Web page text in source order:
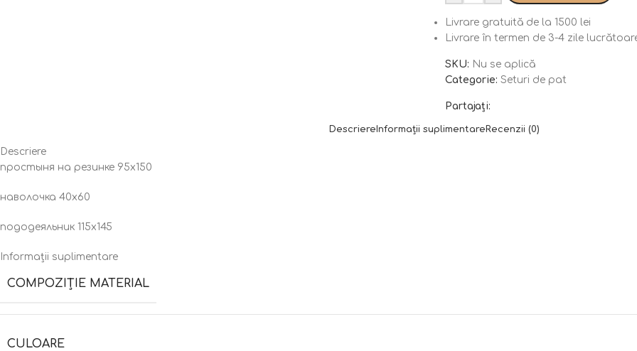
Livrare gratuită de la 1500 lei
Livrare în termen de 3-4 zile
SKU: Nu se aplică
Categorie: Seturi de pat
Partajați:
DescriereInformații suplimentareRecenzii (0)
Descriere
простыня на резинке 95х150
наволочка 40х60
пододеяльник 115х145
Informații suplimentare
COMPOZIȚIE MATERIAL
CULOARE